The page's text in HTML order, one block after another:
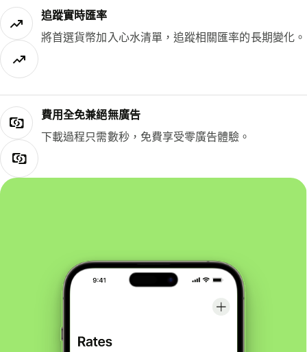
追蹤實時匯率
將首選貨幣加入心水清單，追蹤相關匯率的長期變化。
費用全免兼絕無廣告
下載過程只需數秒，免費享受零廣告體驗。